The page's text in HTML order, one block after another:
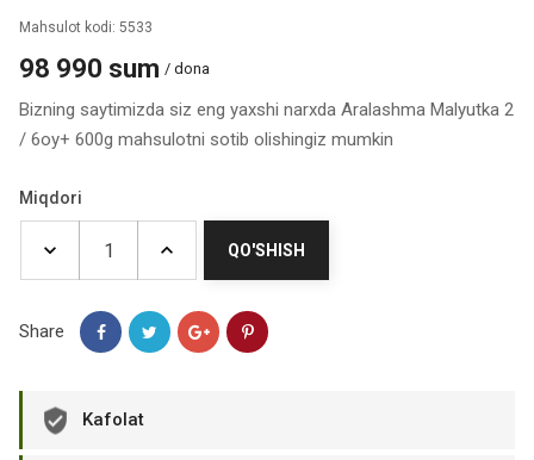
Mahsulot kodi: 5533
98 990 sum / dona
Bizning saytimizda siz eng yaxshi narxda Aralashma Malyutka 2
/ 6oy+ 600g mahsulotni sotib olishingiz mumkin
Miqdori
QO'SHISH
Share
Kafolat